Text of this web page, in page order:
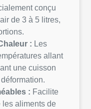
conçu
de 3 à 5 litres,
: Les
allant
une cuisson
: Facilite
les aliments de